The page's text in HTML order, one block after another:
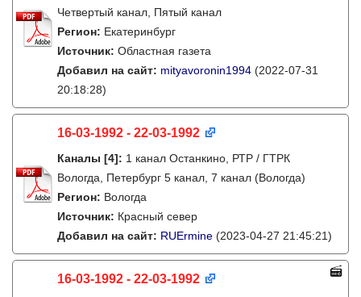
Четвертый канал, Пятый канал
Регион: Екатеринбург
Источник: Областная газета
Добавил на сайт: mityavoronin1994 (2022-07-31
20:18:28)
16-03-1992 - 22-03-1992
Каналы [4]: 1 канал Останкино, РТР / ГТРК
Вологда, Петербург 5 канал, 7 канал (Вологда)
Регион: Вологда
Источник: Красный север
Добавил на сайт: RUErmine (2023-04-27 21:45:21)
16-03-1992 - 22-03-1992